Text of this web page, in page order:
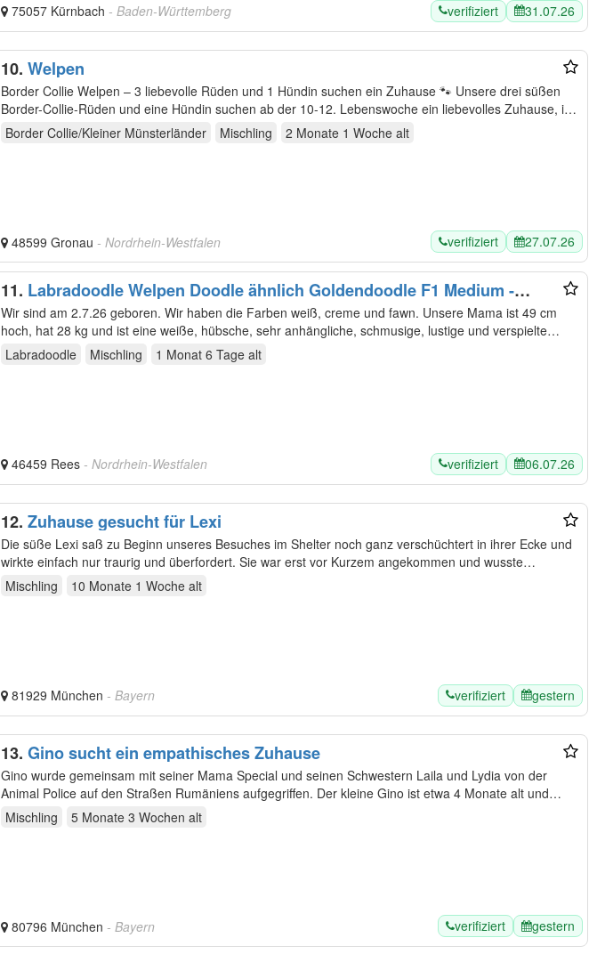
75057 Kürnbach - Baden-Württemberg verifiziert 31.07.26
10. Welpen
Border Collie Welpen – 3 liebevolle Rüden und 1 Hündin suchen ein Zuhause 🐾 Unsere drei süßen
Border-Collie-Rüden und eine Hündin suchen ab der 10-12. Lebenswoche ein liebevolles Zuhause, in
dem…
Border Collie/Kleiner Münsterländer Mischling 2 Monate 1 Woche alt
48599 Gronau - Nordrhein-Westfalen verifiziert 27.07.26
11. Labradoodle Welpen Doodle ähnlich Goldendoodle F1 Medium -
erfahrene liebevolle Familienaufzucht
Wir sind am 2.7.26 geboren. Wir haben die Farben weiß, creme und fawn. Unsere Mama ist 49 cm
hoch, hat 28 kg und ist eine weiße, hübsche, sehr anhängliche, schmusige, lustige und verspielte…
Labradoodle
Mischling 1 Monat 6 Tage alt
46459 Rees - Nordrhein-Westfalen verifiziert 06.07.26
12. Zuhause gesucht für Lexi
Die süße Lexi saß zu Beginn unseres Besuches im Shelter noch ganz verschüchtert in ihrer Ecke und
wirkte einfach nur traurig und überfordert. Sie war erst vor Kurzem angekommen und wusste
vermutlich…
Mischling 10 Monate 1 Woche alt
81929 München - Bayern verifiziert gestern
13. Gino sucht ein empathisches Zuhause
Gino wurde gemeinsam mit seiner Mama Special und seinen Schwestern Laila und Lydia von der
Animal Police auf den Straßen Rumäniens aufgegriffen. Der kleine Gino ist etwa 4 Monate alt und
wird…
Mischling 5 Monate 3 Wochen alt
80796 München - Bayern verifiziert gestern